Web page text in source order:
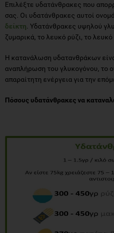
Επιλέξτε υδατάνθρακες που
σας. Οι υδατάνθρακες αυτοί
δείκτη. Υδατάνθρακες υψηλού
ζυμαρικά, το λευκό ρύζι, το
Η κατανάλωση υδατανθράκων
αναπλήρωση του γλυκογόνου, το
απαραίτητη ενέργεια για την
Πόσους υδατάνθρακες να